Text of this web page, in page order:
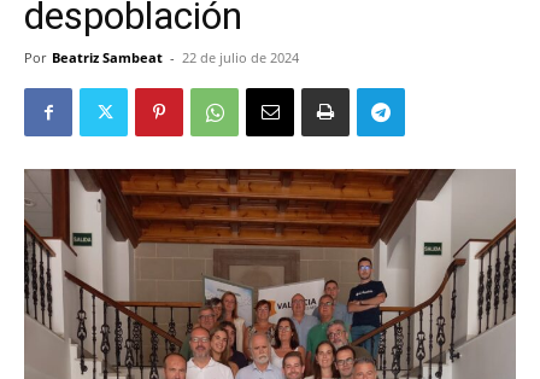
despoblación
Por Beatriz Sambeat - 22 de julio de 2024